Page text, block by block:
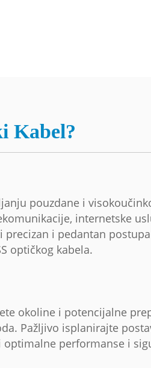
Kabel?
pouzdane i
internetske
i pedantan
optičkog kabela.
okoline i potencijalne
Pažljivo isplanirajte
performanse i